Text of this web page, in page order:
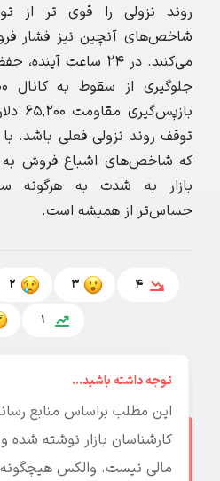
روند نزولی را قوی تر از
شاخص‌های آنچین نیز فشار
توقف روند نزولی فعلی باشد.
که شاخص‌های اشباع فروش به
بازار به شدت به هرگونه
حساس‌تر از همیشه است.
4
3
2
1
توجه داشته باشید...
این مطلب براساس منابع
کارشناسان بازار نوشته شده
مالی نیست. والکس هیچگونه